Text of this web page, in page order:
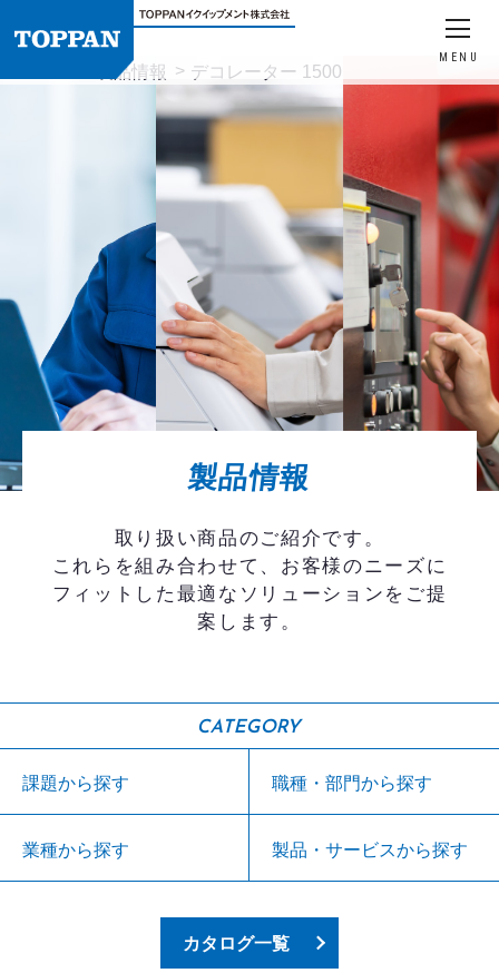
MENU
製品情報 デコレーター 1500
製品情報
取り扱い商品のご紹介です。
これらを組み合わせて、お客様のニーズに
フィットした最適なソリューションをご提
案します。
CATEGORY
課題から探す 職種・部門から探す
業種から探す 製品・サービスから探す
カタログ一覧